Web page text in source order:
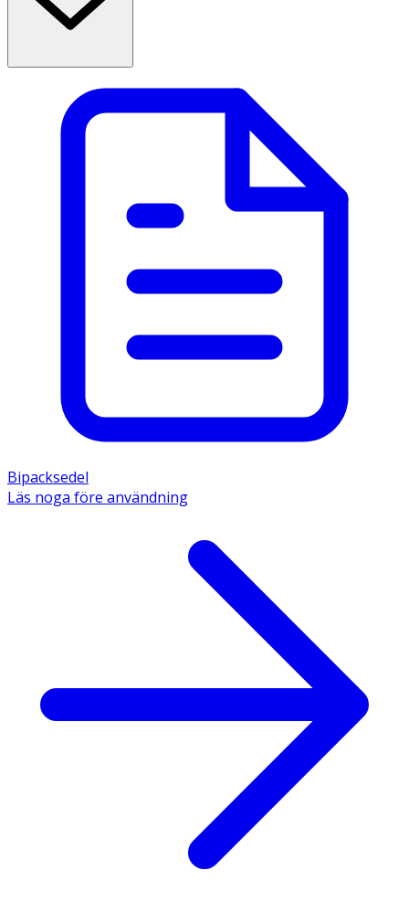
Bipacksedel
Läs noga före användning